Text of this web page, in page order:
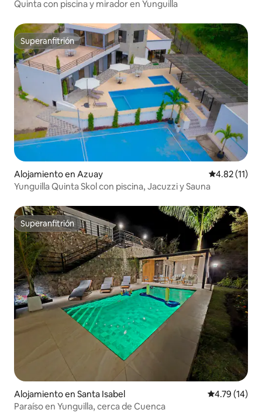
Quinta con piscina y mirador en Yunguilla
Superanfitrión
Superanfitrión
Alojamiento en Azuay Calificación
4.82 (11)
Yunguilla Quinta Skol con piscina, Jacuzzi y Sauna
Superanfitrión
Superanfitrión
Alojamiento en Santa Isabel Calificación
4.79 (14)
Paraíso en Yunguilla, cerca de Cuenca